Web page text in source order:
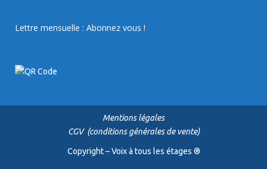
Lettre mensuelle : Abonnez vous !
Mentions légales
CGV (conditions générales de vente)
Copyright – Voix à tous les étages ®